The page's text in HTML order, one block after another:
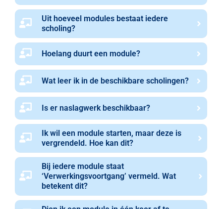
Uit hoeveel modules bestaat iedere
scholing?
Hoelang duurt een module?
Wat leer ik in de beschikbare scholingen?
Is er naslagwerk beschikbaar?
Ik wil een module starten, maar deze is
vergrendeld. Hoe kan dit?
Bij iedere module staat
‘Verwerkingsvoortgang’ vermeld. Wat
betekent dit?